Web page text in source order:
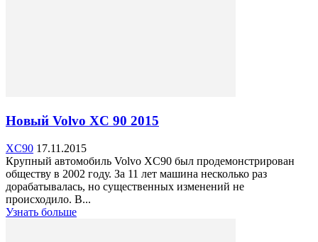
Новый Volvo XC 90 2015
XC90 17.11.2015
Крупный автомобиль Volvo XC90 был продемонстрирован
обществу в 2002 году. За 11 лет машина несколько раз
дорабатывалась, но существенных изменений не
происходило. В...
Узнать больше